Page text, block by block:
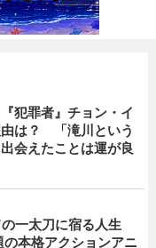
犯罪者』チョン・イ
は？ 「滝川という
会えたことは運が良
一太刀に宿る人生
本格アクションアニ